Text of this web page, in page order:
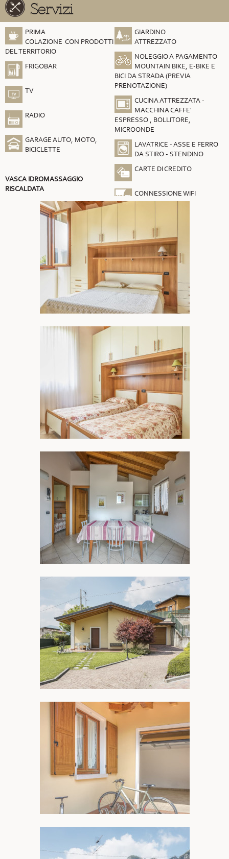
Servizi
PRIMA
COLAZIONE CON PRODOTTI
DEL TERRITORIO
FRIGOBAR
TV
RADIO
GARAGE AUTO, MOTO,
BICICLETTE
VASCA IDROMASSAGGIO
RISCALDATA
GIARDINO
ATTREZZATO
NOLEGGIO A PAGAMENTO
MOUNTAIN BIKE, E-BIKE E
BICI DA STRADA (PREVIA
PRENOTAZIONE)
CUCINA ATTREZZATA -
MACCHINA CAFFE'
ESPRESSO , BOLLITORE,
MICROONDE
LAVATRICE - ASSE E FERRO
DA STIRO - STENDINO
CARTE DI CREDITO
CONNESSIONE WIFI
GRATUITA